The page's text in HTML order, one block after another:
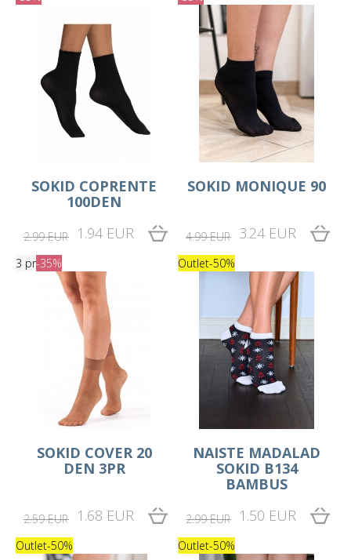
SOKID COPRENTE
100DEN
2.99 EUR 1.94 EUR
SOKID MONIQUE 90
4.99 EUR 3.24 EUR
3 pr-35%
SOKID COVER 20
DEN 3PR
2.59 EUR 1.68 EUR
Outlet-50%
NAISTE MADALAD
SOKID B134
BAMBUS
2.99 EUR 1.50 EUR
Outlet-50% Outlet-50%